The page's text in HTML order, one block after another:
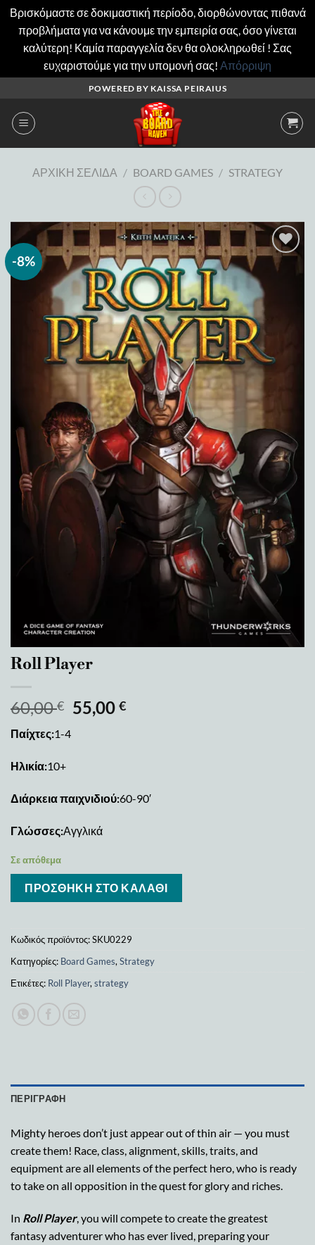
Βρισκόμαστε σε δοκιμαστική περίοδο, διορθώνοντας πιθανά
προβλήματα για να κάνουμε την εμπειρία σας, όσο γίνεται
καλύτερη! Καμία παραγγελία δεν θα ολοκληρωθεί ! Σας
ευχαριστούμε για την υπομονή σας! Απόρριψη
περιεχόμενο
POWERED BY KAISSA PEIRAIUS
ΑΡΧΙΚΉ ΣΕΛΊΔΑ / BOARD GAMES / STRATEGY
-8%
Add to
Roll Player
60,00€ 55,00€
Παίχτες:1-4
Ηλικία:10+
Διάρκεια παιχνιδιού:60-90′
Γλώσσες:Αγγλικά
Σε απόθεμα
ΠΡΟΣΘΉΚΗ ΣΤΟ ΚΑΛΆΘΙ
Κωδικός προϊόντος:SKU0229
Κατηγορίες: Board Games, Strategy
Ετικέτες: Roll Player, strategy
ΠΕΡΙΓΡΑΦΉ
Mighty heroes don’t just appear out of thin air — you must
create them! Race, class, alignment, skills, traits, and
equipment are all elements of the perfect hero, who is ready
to take on all opposition in the quest for glory and riches.
In Roll Player, you will compete to create the greatest
fantasy adventurer who has ever lived, preparing your